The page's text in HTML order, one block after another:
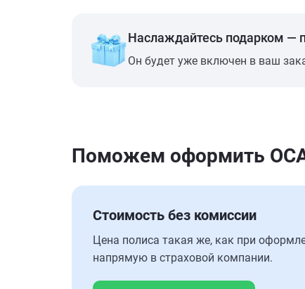
Наслаждайтесь подарком —
Он будет уже включен в ваш
Поможем оформить
Стоимость без комиссии
Цена полиса такая же, как при
напрямую в страховой компании.